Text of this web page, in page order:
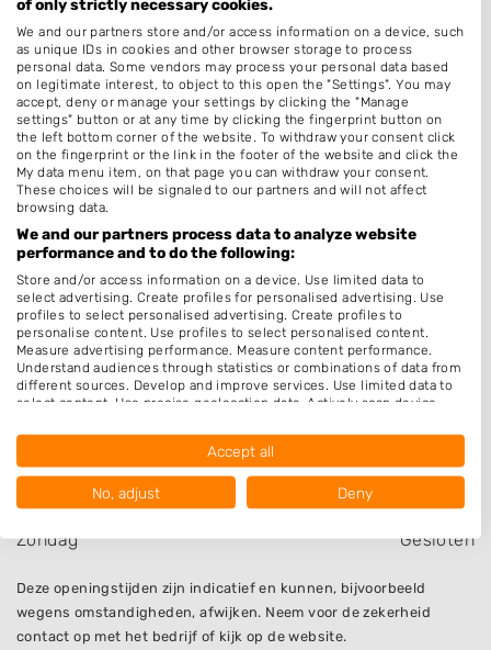
Bruidskapsel
Permanenten
Zonder Afspraak
Epileren
Make-up & Visagie
Schoonheidssalon
Pruiken
Openingstijden
Maandag 9:00
Dinsdag
9:00 -19:00
Woensdag
9:00 -17:30
Vrijdag
9:00 -17:30
Zaterdag
17:00
Zondag
Gesloten
Deze openingstijden zijn indicatief en kunnen, bijvoorbeeld
wegens omstandigheden, afwijken. Neem voor de zekerheid
contact op met het bedrijf of kijk op de website.
of only strictly necessary cookies.
We and our partners store and/or access information on a device, such
as unique IDs in cookies and other browser storage to process
personal data. Some vendors may process your personal data based
on legitimate interest, to object to this open the "Settings". You may
accept, deny or manage your settings by clicking the "Manage
settings" button or at any time by clicking the fingerprint button on
the left bottom corner of the website. To withdraw your consent click
on the fingerprint or the link in the footer of the website and click the
My data menu item, on that page you can withdraw your consent.
These choices will be signaled to our partners and will not affect
browsing data.
We and our partners process data to analyze website
performance and to do the following:
Store and/or access information on a device. Use limited data to
select advertising. Create profiles for personalised advertising. Use
profiles to select personalised advertising. Create profiles to
personalise content. Use profiles to select personalised content.
Measure advertising performance. Measure content performance.
Understand audiences through statistics or combinations of data from
different sources. Develop and improve services. Use limited data to
select content. Use precise geolocation data. Actively scan device
Data may be shared outside of the European Union and send to the
Your consent and the cookie policy applies solely to this website/app.
View Partner List (1016 IAB Vendors)
We use your data for the following purposes:
Store and/or access information on a device
Use limited data to select advertising
Accept all
No, adjust Deny